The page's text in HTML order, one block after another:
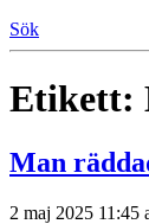
Sök
Etikett:
Man
2 maj 2025 11:45